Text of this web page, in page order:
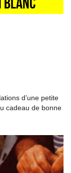
d’une petite
cadeau de bonne